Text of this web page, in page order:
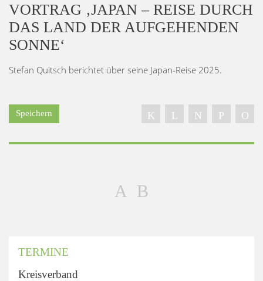
VORTRAG ‚JAPAN – REISE DURCH
DAS LAND DER AUFGEHENDEN
SONNE‘
Stefan Quitsch berichtet über seine Japan-Reise 2025.
Speichern
TERMINE
Kreisverband